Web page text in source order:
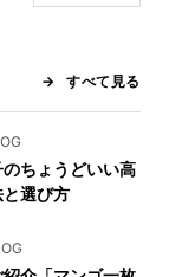
すべて見る
ちょうどいい高
選び方